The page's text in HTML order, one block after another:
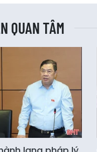
QUAN TÂM